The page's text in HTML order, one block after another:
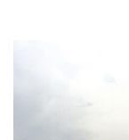
Nuestra misión
opción,
realizar la